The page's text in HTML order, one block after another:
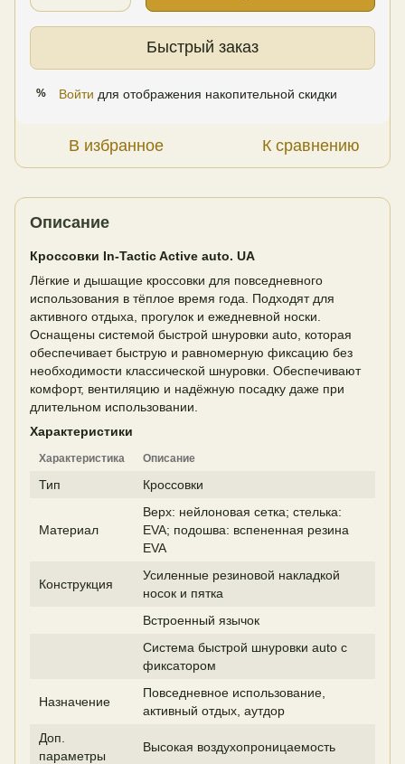
Быстрый заказ
% Войти для отображения накопительной скидки
В избранное К сравнению
Описание
Кроссовки In-Tactic Active auto. UA
Лёгкие и дышащие кроссовки для повседневного
использования в тёплое время года. Подходят для
активного отдыха, прогулок и ежедневной носки.
Оснащены системой быстрой шнуровки auto, которая
обеспечивает быструю и равномерную фиксацию без
необходимости классической шнуровки. Обеспечивают
комфорт, вентиляцию и надёжную посадку даже при
длительном использовании.
Характеристики
Характеристика Описание
Тип Кроссовки
Материал
Верх: нейлоновая сетка; стелька:
EVA; подошва: вспененная резина
EVA
Конструкция
Усиленные резиновой накладкой
носок и пятка
Встроенный язычок
Система быстрой шнуровки auto с
фиксатором
Назначение
Повседневное использование,
активный отдых, аутдор
Доп.
параметры
Высокая воздухопроницаемость